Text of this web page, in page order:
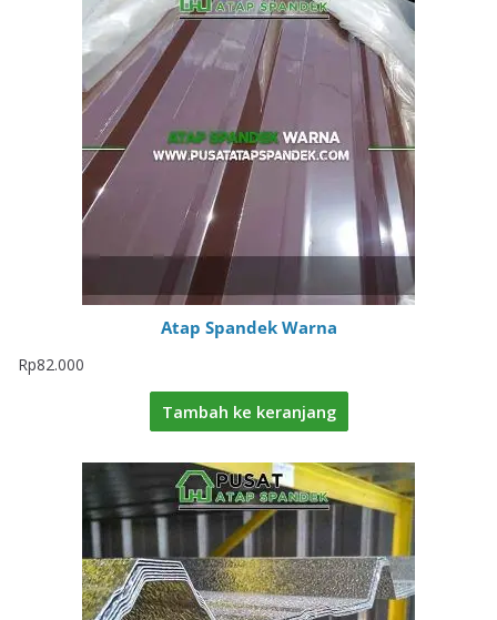
Atap Spandek Warna
Rp82.000
Tambah ke keranjang